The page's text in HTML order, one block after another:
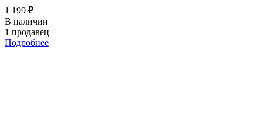
1 199 ₽
В наличии
1 продавец
Подробнее